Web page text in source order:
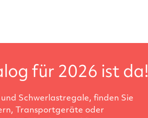
für 2026 ist da!
Schwerlastregale, finden Sie
Transportgeräte oder